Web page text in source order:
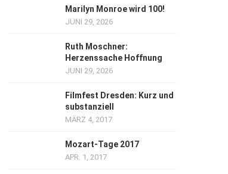
Marilyn Monroe wird 100!
JUNI 29, 2026
Ruth Moschner:
Herzenssache Hoffnung
JUNI 29, 2026
Filmfest Dresden: Kurz und
substanziell
MÄRZ 4, 2017
Mozart-Tage 2017
APR. 1, 2017